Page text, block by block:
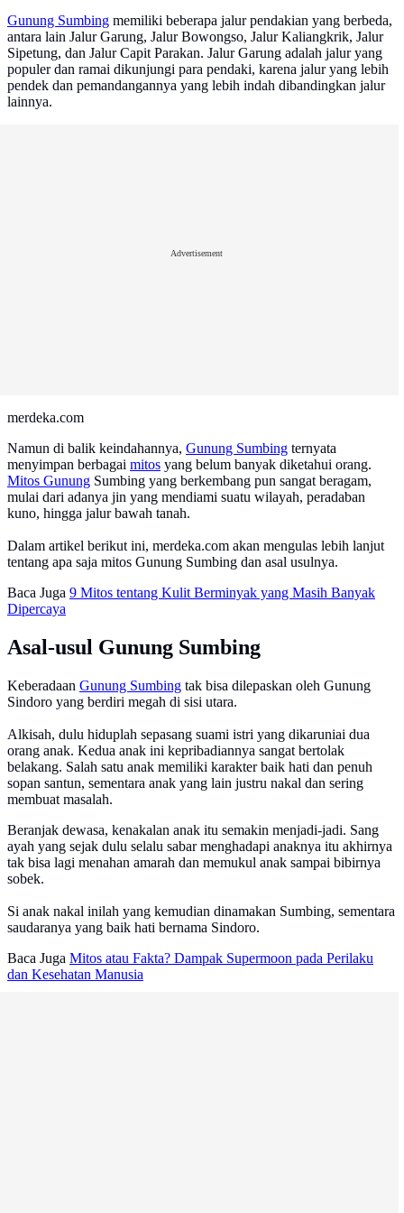
Gunung Sumbing memiliki beberapa jalur pendakian yang berbeda,
antara lain Jalur Garung, Jalur Bowongso, Jalur Kaliangkrik, Jalur
Sipetung, dan Jalur Capit Parakan. Jalur Garung adalah jalur yang
populer dan ramai dikunjungi para pendaki, karena jalur yang lebih
pendek dan pemandangannya yang lebih indah dibandingkan jalur
lainnya.
Advertisement
merdeka.com
Namun di balik keindahannya, Gunung Sumbing ternyata
menyimpan berbagai mitos yang belum banyak diketahui orang.
Mitos Gunung Sumbing yang berkembang pun sangat beragam,
mulai dari adanya jin yang mendiami suatu wilayah, peradaban
kuno, hingga jalur bawah tanah.
Dalam artikel berikut ini, merdeka.com akan mengulas lebih lanjut
tentang apa saja mitos Gunung Sumbing dan asal usulnya.
Baca Juga 9 Mitos tentang Kulit Berminyak yang Masih Banyak
Dipercaya
Asal-usul Gunung Sumbing
Keberadaan Gunung Sumbing tak bisa dilepaskan oleh Gunung
Sindoro yang berdiri megah di sisi utara.
Alkisah, dulu hiduplah sepasang suami istri yang dikaruniai dua
orang anak. Kedua anak ini kepribadiannya sangat bertolak
belakang. Salah satu anak memiliki karakter baik hati dan penuh
sopan santun, sementara anak yang lain justru nakal dan sering
membuat masalah.
Beranjak dewasa, kenakalan anak itu semakin menjadi-jadi. Sang
ayah yang sejak dulu selalu sabar menghadapi anaknya itu akhirnya
tak bisa lagi menahan amarah dan memukul anak sampai bibirnya
sobek.
Si anak nakal inilah yang kemudian dinamakan Sumbing, sementara
saudaranya yang baik hati bernama Sindoro.
Baca Juga Mitos atau Fakta? Dampak Supermoon pada Perilaku
dan Kesehatan Manusia